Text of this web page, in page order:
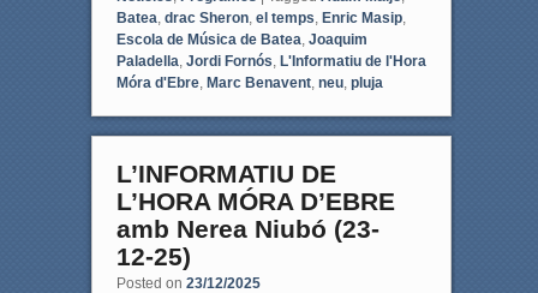
Batea, drac Sheron, el temps, Enric Masip,
Escola de Música de Batea, Joaquim
Paladella, Jordi Fornós, L'Informatiu de l'Hora
Móra d'Ebre, Marc Benavent, neu, pluja
L’INFORMATIU DE
L’HORA MÓRA D’EBRE
amb Nerea Niubó (23-
12-25)
Posted on 23/12/2025